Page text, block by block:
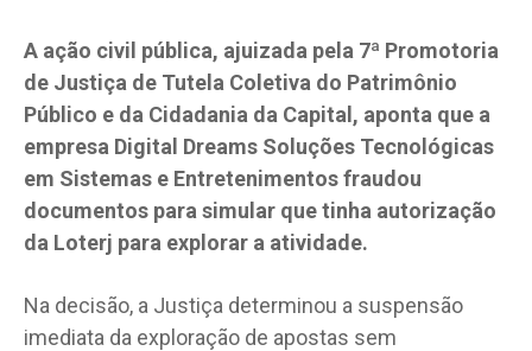
A ação civil pública, ajuizada pela 7ª Promotoria
de Justiça de Tutela Coletiva do Patrimônio
Público e da Cidadania da Capital, aponta que a
empresa Digital Dreams Soluções Tecnológicas
em Sistemas e Entretenimentos fraudou
documentos para simular que tinha autorização
da Loterj para explorar a atividade.
Na decisão, a Justiça determinou a suspensão
imediata da exploração de apostas sem